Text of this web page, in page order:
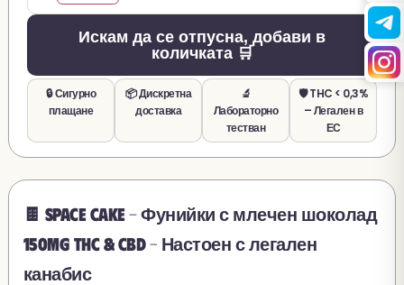
Искам да се отпусна, добави в
количката 🛒
🔒 Сигурно
плащане
📦 Дискретна
доставка
🔬
Лабораторно
тестван
🛡️ THC < 0,3%
– Легален в
ЕС
🍫 Space Cake - Фунийки с млечен шоколад
150mg THC & CBD – Настоен с легален
канабис